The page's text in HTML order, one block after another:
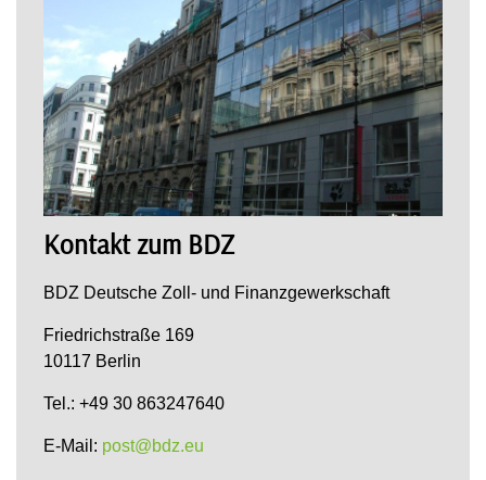
Kontakt zum BDZ
BDZ Deutsche Zoll- und Finanzgewerkschaft
Friedrichstraße 169
10117 Berlin
Tel.: +49 30 863247640
E-Mail: post@bdz.eu